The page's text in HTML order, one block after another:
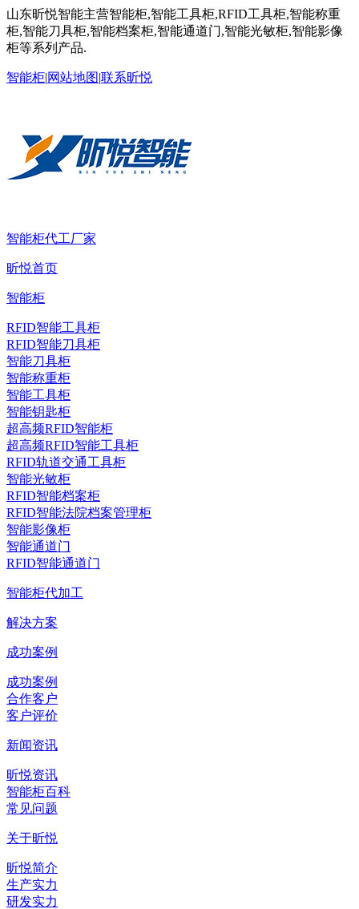
山东昕悦智能主营智能柜,智能工具柜,RFID工具柜,智能称重
柜,智能刀具柜,智能档案柜,智能通道门,智能光敏柜,智能影像
柜等系列产品.
智能柜|网站地图|联系昕悦
智能柜代工厂家
昕悦首页
智能柜
RFID智能工具柜
RFID智能刀具柜
智能刀具柜
智能称重柜
智能工具柜
智能钥匙柜
超高频RFID智能柜
超高频RFID智能工具柜
RFID轨道交通工具柜
智能光敏柜
RFID智能档案柜
RFID智能法院档案管理柜
智能影像柜
智能通道门
RFID智能通道门
智能柜代加工
解决方案
成功案例
成功案例
合作客户
客户评价
新闻资讯
昕悦资讯
智能柜百科
常见问题
关于昕悦
昕悦简介
生产实力
研发实力